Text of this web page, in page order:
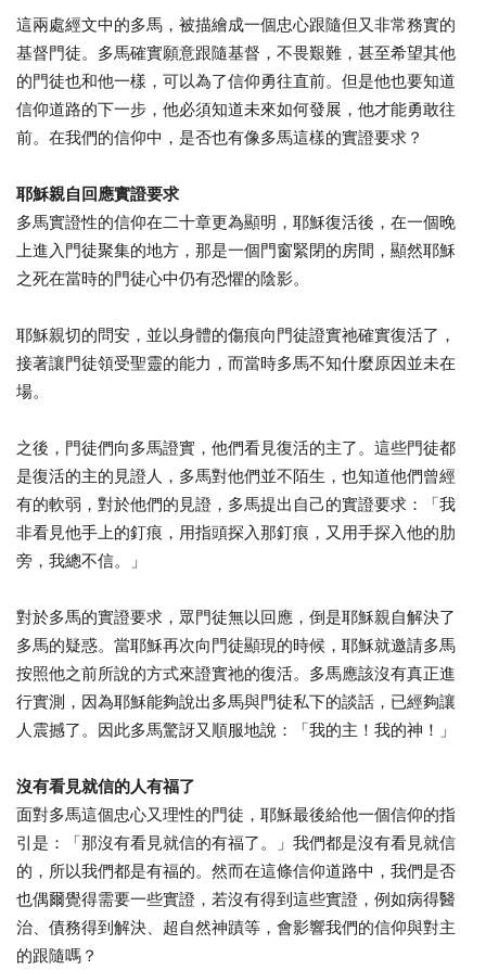
這兩處經文中的多馬，被描繪成一個忠心跟隨但又非常務實的
基督門徒。多馬確實願意跟隨基督，不畏艱難，甚至希望其他
的門徒也和他一樣，可以為了信仰勇往直前。但是他也要知道
信仰道路的下一步，他必須知道未來如何發展，他才能勇敢往
前。在我們的信仰中，是否也有像多馬這樣的實證要求？
耶穌親自回應實證要求
多馬實證性的信仰在二十章更為顯明，耶穌復活後，在一個晚
上進入門徒聚集的地方，那是一個門窗緊閉的房間，顯然耶穌
之死在當時的門徒心中仍有恐懼的陰影。
耶穌親切的問安，並以身體的傷痕向門徒證實祂確實復活了，
接著讓門徒領受聖靈的能力，而當時多馬不知什麼原因並未在
場。
之後，門徒們向多馬證實，他們看見復活的主了。這些門徒都
是復活的主的見證人，多馬對他們並不陌生，也知道他們曾經
有的軟弱，對於他們的見證，多馬提出自己的實證要求：「我
非看見他手上的釘痕，用指頭探入那釘痕，又用手探入他的肋
旁，我總不信。」
對於多馬的實證要求，眾門徒無以回應，倒是耶穌親自解決了
多馬的疑惑。當耶穌再次向門徒顯現的時候，耶穌就邀請多馬
按照他之前所說的方式來證實祂的復活。多馬應該沒有真正進
行實測，因為耶穌能夠說出多馬與門徒私下的談話，已經夠讓
人震撼了。因此多馬驚訝又順服地說：「我的主！我的神！」
沒有看見就信的人有福了
面對多馬這個忠心又理性的門徒，耶穌最後給他一個信仰的指
引是：「那沒有看見就信的有福了。」我們都是沒有看見就信
的，所以我們都是有福的。然而在這條信仰道路中，我們是否
也偶爾覺得需要一些實證，若沒有得到這些實證，例如病得醫
治、債務得到解決、超自然神蹟等，會影響我們的信仰與對主
的跟隨嗎？